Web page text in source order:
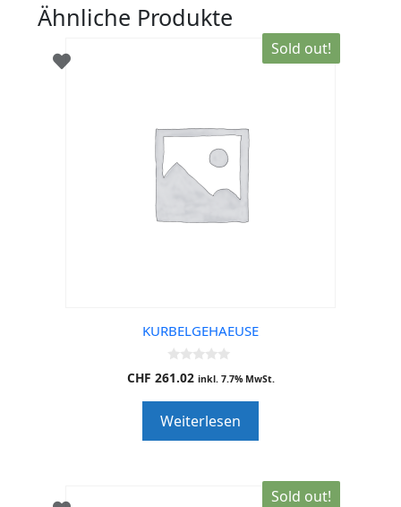
Ähnliche Produkte
Sold out!
KURBELGEHAEUSE
0
o
o
f
5
CHF 261.02 inkl. 7.7% MwSt.
Weiterlesen
Sold out!